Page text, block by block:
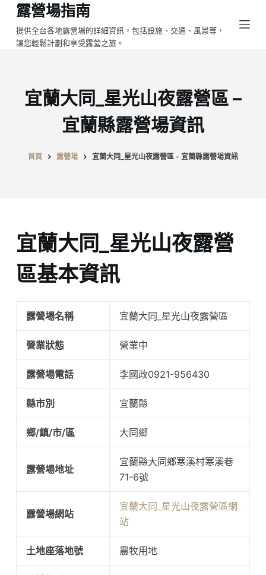
跳
至
主
露營場指南
提供全台各地露營場的詳細資訊，包括設施、交通、風景等，
讓您輕鬆計劃和享受露營之旅。
宜蘭大同_星光山夜露營區 –
宜蘭縣露營場資訊
首頁 露營場 宜蘭大同_星光山夜露營區 - 宜蘭縣露營場資訊
宜蘭大同_星光山夜露營
區基本資訊
露營場名稱 宜蘭大同_星光山夜露營區
營業狀態 營業中
露營場電話 李國政0921-956430
縣市別 宜蘭縣
鄉/鎮/市/區 大同鄉
露營場地址
宜蘭縣大同鄉寒溪村寒溪巷
71-6號
露營場網站
宜蘭大同_星光山夜露營區網
站
土地座落地號 農牧用地